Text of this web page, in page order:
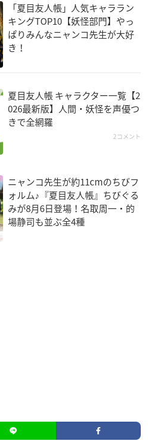
「夏目友人帳」人気キャララン
キングTOP10【妖怪部門】やっ
ぱりみんなニャンコ先生が大好
き！
夏目友人帳 キャラクター一覧【2
026最新版】人間・妖怪を声優つ
きで全網羅
2コメント
ニャンコ先生が約11cmのちびフ
ォルム♪『夏目友人帳』ちびぐる
みが8月6日登場！名取周一・的
場静司も並ぶ全4種